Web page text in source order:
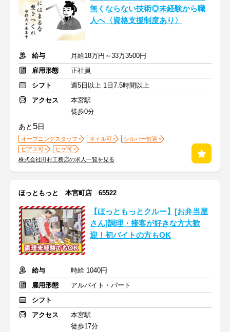
無くならない技術◎未経験から職
人へ〈資格支援制度あり〉
給与
月給18万円～33万3500円
雇用形態
正社員
シフト
週5日以上 1日7.5時間以上
アクセス
本宮駅
徒歩0分
あと 5日
オープニングスタッフ ネイル可
シルバー歓迎
ピアス可
ヒゲ可
株式会社田村工務店の求人一覧を見る
ほっともっと 本宮町店 65522
【ほっともっとクルー】[お弁当屋
さん]調理・接客が好きな方大歓
迎！初バイトの方もOK
給与
時給 1040円
雇用形態
アルバイト・パート
シフト
アクセス
本宮駅
徒歩17分